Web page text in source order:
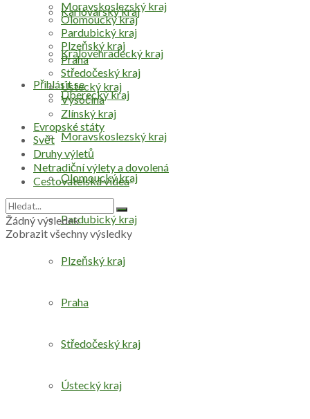
Přihlásit se
Karlovarský kraj
Královéhradecký kraj
Liberecký kraj
Moravskoslezský kraj
Olomoucký kraj
Pardubický kraj
Plzeňský kraj
Praha
Středočeský kraj
Ústecký kraj
Moravskoslezský kraj
Olomoucký kraj
Pardubický kraj
Plzeňský kraj
Praha
Středočeský kraj
Ústecký kraj
Vysočina
Zlínský kraj
Evropské státy
Svět
Druhy výletů
Netradiční výlety a dovolená
Cestovatelská videa
Žádný výsledek
Zobrazit všechny výsledky